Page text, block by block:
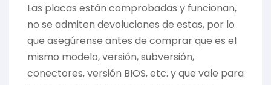
Las placas están comprobadas y funcionan,
no se admiten devoluciones de estas, por lo
que asegúrense antes de comprar que es el
mismo modelo, versión, subversión,
conectores, versión BIOS, etc. y que vale para